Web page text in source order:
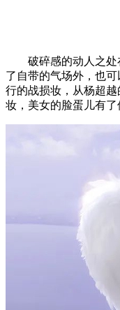
破碎感的动人之处
了自带的气场外，也
行的战损妆，从杨超
妆，美女的脸蛋儿有